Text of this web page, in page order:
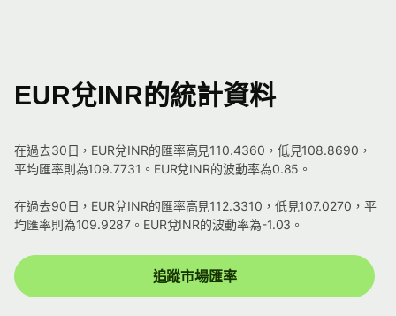
EUR兌INR的統計資料
在過去30日，EUR兌INR的匯率高見110.4360，低見108.8690，
平均匯率則為109.7731。EUR兌INR的波動率為0.85。
在過去90日，EUR兌INR的匯率高見112.3310，低見107.0270，平
均匯率則為109.9287。EUR兌INR的波動率為-1.03。
追蹤市場匯率